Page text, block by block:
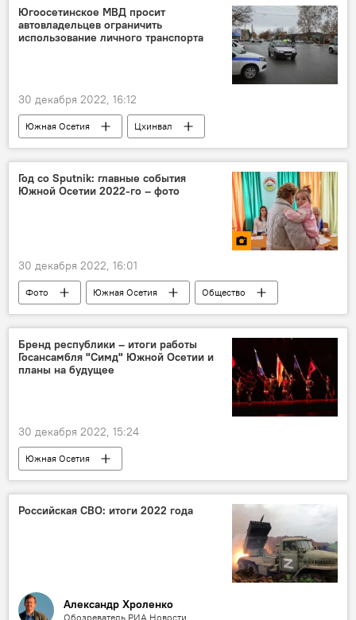
Общество
Югоосетинское МВД просит
автовладельцев ограничить
использование личного транспорта
30 декабря 2022, 16:12
Южная Осетия
Цхинвал
УГИБДД МВД Южной Осетии
МВД Южной Осетии
Безопасность
Общество
Новости
Год со Sputnik: главные события
Южной Осетии 2022-го – фото
30 декабря 2022, 16:01
Фото Южная Осетия
Общество
Политика
Бренд республики – итоги работы
Госансамбля "Симд" Южной Осетии и
планы на будущее
30 декабря 2022, 15:24
Южная Осетия
Государственный ансамбль Симд
Новости
Культура
хореография
Российская СВО: итоги 2022 года
Александр Хроленко
Обозреватель РИА Новости